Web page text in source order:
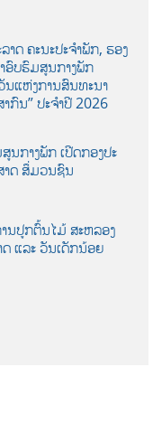
ດ ຄະນະປະຈໍາພັກ, ຮອງ
ອົບຮົມສູນກາງພັກ
ນແຫ່ງການສົນທະນາ
າກົນ” ປະຈຳປີ 2026
ນກາງພັກ ເປີດກອງປະ
າດ ສຶ່ມວນຊົນ
ນປູກຕົ້ນໄມ້ ສະຫລອງ
ແລະ ວັນເດັກນ້ອຍ